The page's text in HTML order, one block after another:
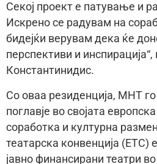
Секој проект е патување и
Искрено се радувам на
бидејќи верувам дека ќе
перспективи и инспирација“,
Константинидис.
Со оваа резиденција, МНТ
поглавје во својата
соработка и културна
театарска конвенција
јавно финансирани театри